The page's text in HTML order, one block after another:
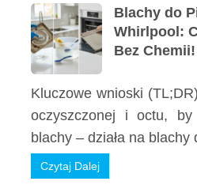
Blachy do
Whirlpool:
Bez Chemii!
Kluczowe wnioski
oczyszczonej i octu, by
blachy – działa na blachy
Czytaj Dalej